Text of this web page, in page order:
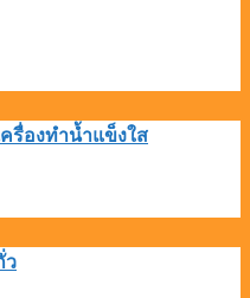
รื่องทำน้ำแข็งใส
ว